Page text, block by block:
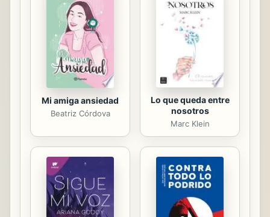
muestra un panorama general de las
técnicas y las metodologías de
preservación digital, como el modelo
OAIS de funciones de un sistema de
preservación, la...
Mi amiga ansiedad
Beatriz Córdova
Lo que queda entre
nosotros
Marc Klein